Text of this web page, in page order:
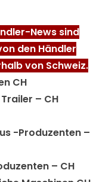
News sind
den Händler
von Schweiz.
CH
– CH
-Produzenten –
– CH